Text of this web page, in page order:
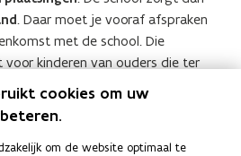
. Daar moet je vooraf afspraken
met de school. Die
kinderen van ouders die ter
woonwagenpark.
cookies om uw
om de website optimaal te